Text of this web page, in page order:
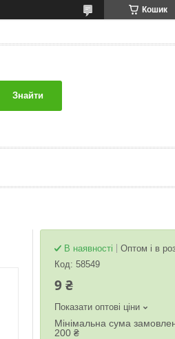
Кошик
Знайти
В наявності
Оптом і в
Код: 58549
9 ₴
Показати оптові ціни
Мінімальна сума
200 ₴